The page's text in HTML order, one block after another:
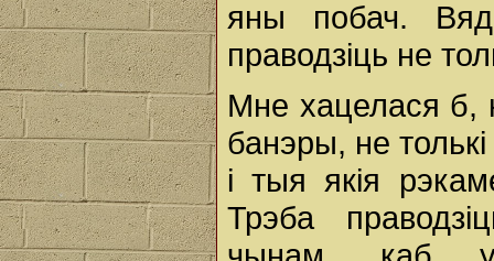
яны побач.
праводзіць не
Мне хацелася б,
банэры, не
і тыя якія
Трэба